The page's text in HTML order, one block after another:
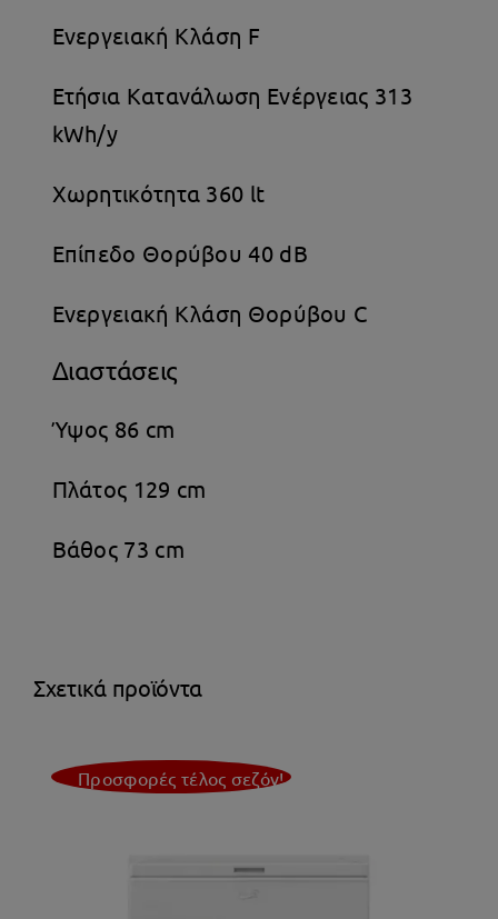
Ενεργειακή Κλάση F
Ετήσια Κατανάλωση Ενέργειας 313
kWh/y
Χωρητικότητα 360 lt
Επίπεδο Θορύβου 40 dB
Ενεργειακή Κλάση Θορύβου C
Διαστάσεις
Ύψος 86 cm
Πλάτος 129 cm
Βάθος 73 cm
Σχετικά προϊόντα
Προσφορές τέλος σεζόν!